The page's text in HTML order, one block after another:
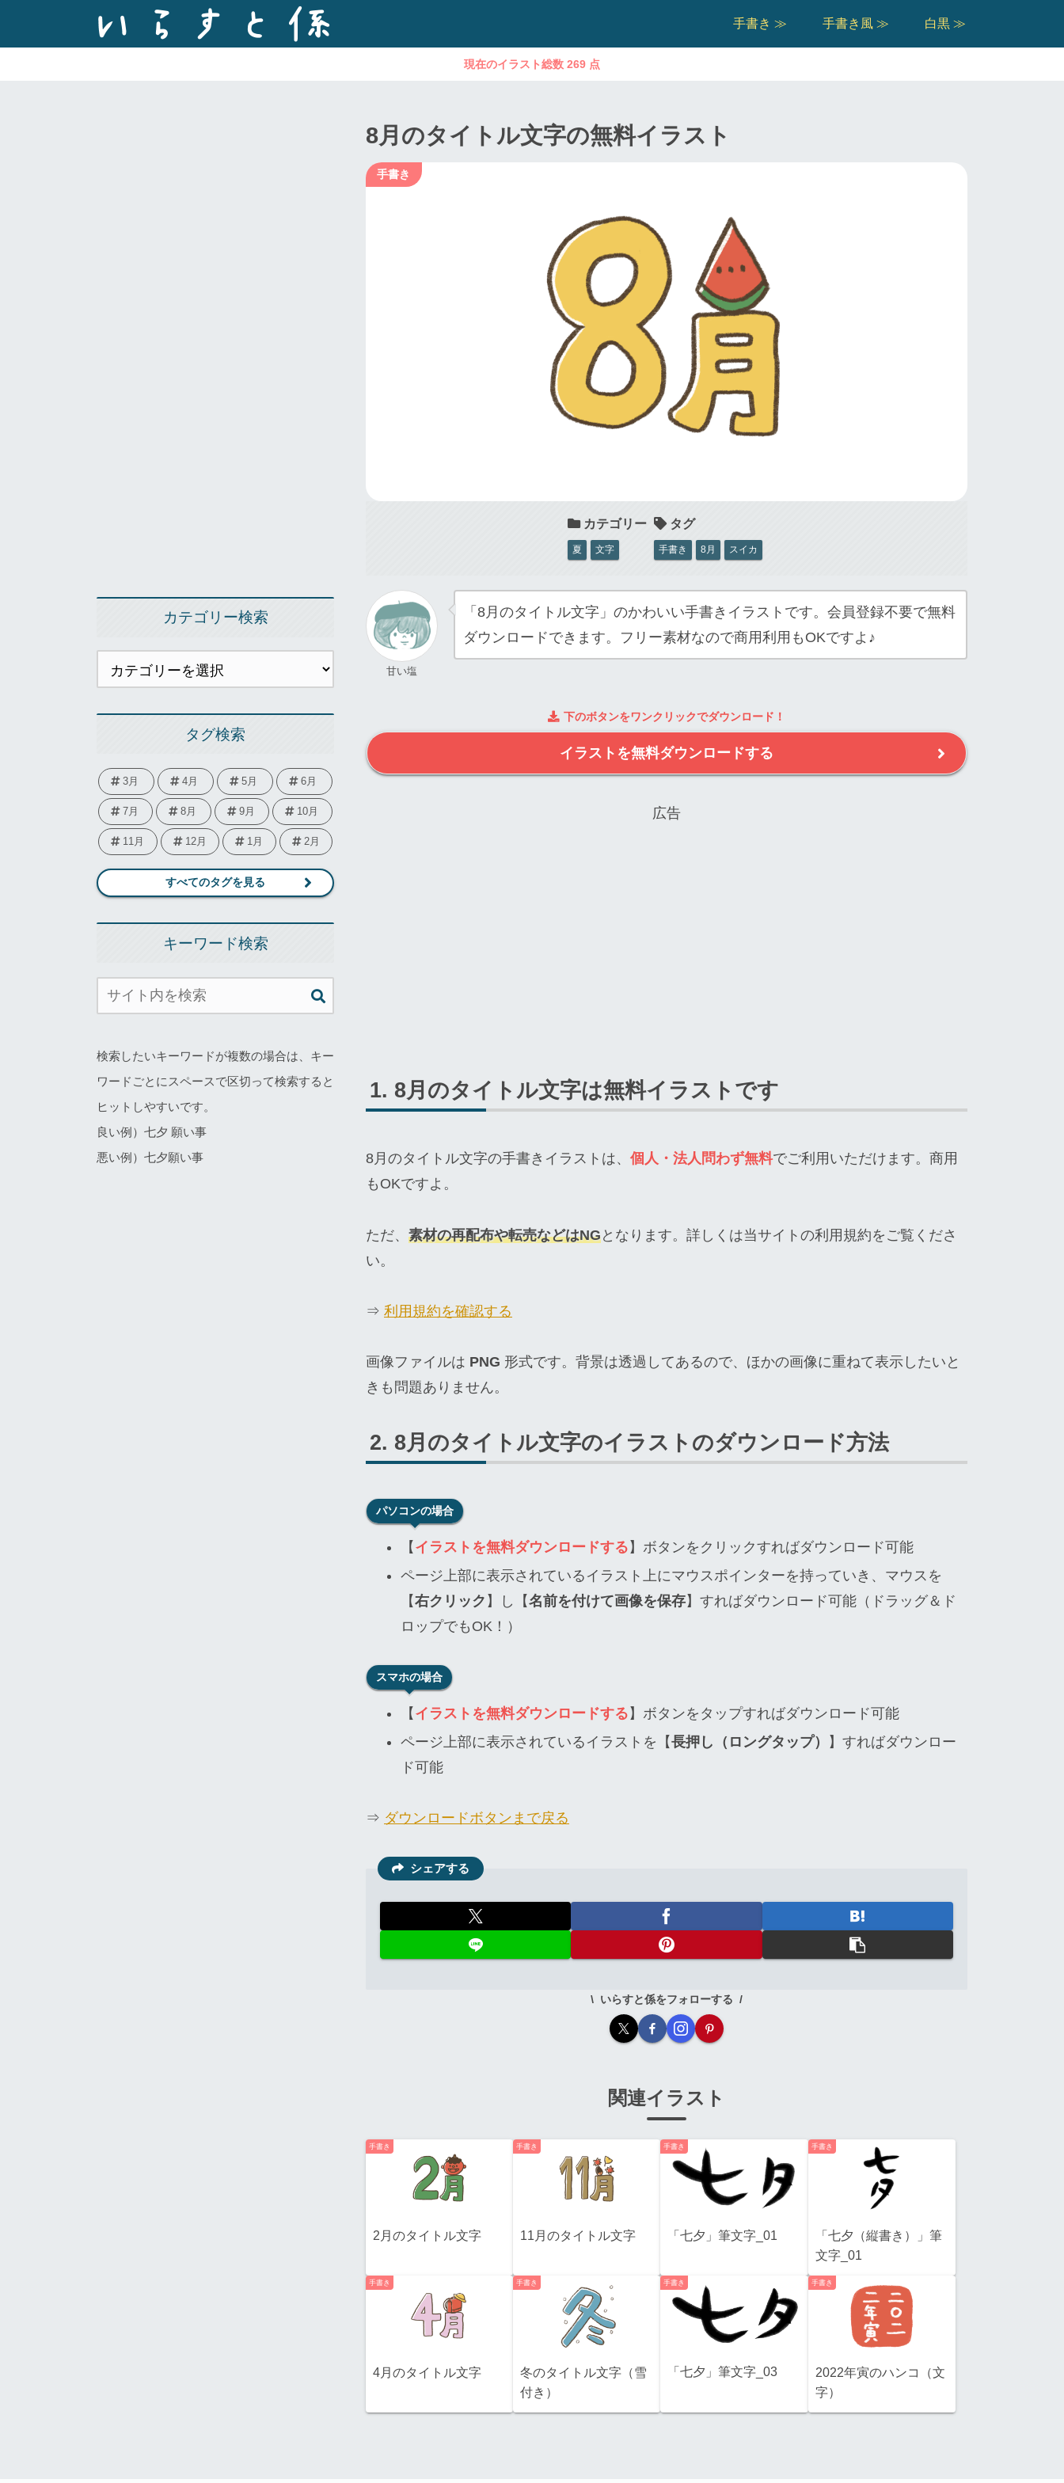
手書き ≫ 手書き風 ≫ 白黒 ≫
現在のイラスト総数 269 点
8月のタイトル文字の無料イラスト
夏 文字 手書き 8月 スイカ
甘い塩
「8月のタイトル文字」のかわいい手書きイラストです。会員登録不要で無料
ダウンロードできます。フリー素材なので商用利用もOKですよ♪
下のボタンをワンクリックでダウンロード！
イラストを無料ダウンロードする
広告
8月のタイトル文字は無料イラストです
8月のタイトル文字の手書きイラストは、 個人・法人問わず無料でご利用いただけます。商用
もOKですよ。
ただ、 素材の再配布や転売などはNGとなります。詳しくは当サイトの利用規約をご覧くださ
い。
⇒ 利用規約を確認する
画像ファイルは PNG 形式です。背景は透過してあるので、ほかの画像に重ねて表示したいと
きも問題ありません。
8月のタイトル文字のイラストのダウンロード方法
パソコンの場合
【 イラストを無料ダウンロードする 】ボタンをクリックすればダウンロード可能
ページ上部に表示されているイラスト上にマウスポインターを持っていき、マウスを
【右クリック 】し【名前を付けて画像を保存】すればダウンロード可能（ドラッグ＆ド
ロップでもOK！）
スマホの場合
【 イラストを無料ダウンロードする 】ボタンをタップすればダウンロード可能
ページ上部に表示されているイラストを【長押し（ロングタップ）
】すればダウンロー
ド可能
⇒ ダウンロードボタンまで戻る
シェアする
いらすと係をフォローする
関連イラスト
手書き
2月のタイトル文字
手書き
11月のタイトル文字
手書き
「七夕」筆文字_01
手書き
「七夕（縦書き）」筆
文字_01
手書き
4月のタイトル文字
手書き
冬のタイトル文字（雪
付き）
手書き
「七夕」筆文字_03
手書き
2022年寅のハンコ（文
字）
カテゴリー検索
タグ検索
3月 4月 5月 6月
7月 8月 9月 10月
11月 12月 1月 2月
すべてのタグを見る
キーワード検索
検索したいキーワードが複数の場合は、キー
ワードごとにスペースで区切って検索すると
ヒットしやすいです。
良い例）七夕 願い事
悪い例）七夕願い事